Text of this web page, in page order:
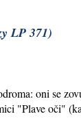
LP 371)
oni se
"Plave oči"